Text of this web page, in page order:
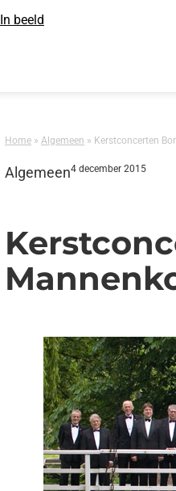
In beeld
Home »Algemeen » Kerstconcerten
Algemeen4 december 2015